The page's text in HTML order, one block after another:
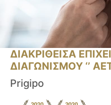
ΔΙΑΚΡΙΘΕΙΣΑ
ΔΙΑΓΩΝΙΣΜΟΥ ‘’
Prigipo